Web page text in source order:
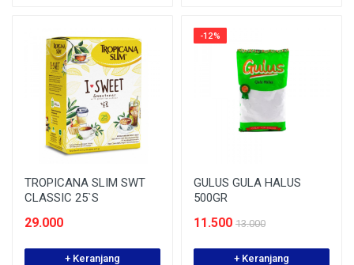
TROPICANA SLIM SWT
CLASSIC 25`S
29.000
+ Keranjang
-12%
GULUS GULA HALUS
500GR
11.500 13.000
+ Keranjang